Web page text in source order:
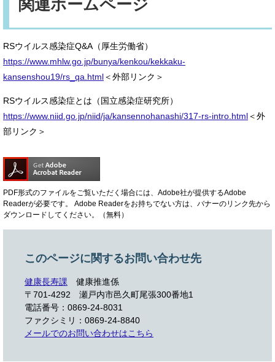
関連ホームページ
RSウイルス感染症Q&A（厚生労働省）
https://www.mhlw.go.jp/bunya/kenkou/kekkaku-
kansenshou19/rs_qa.html＜外部リンク＞
RSウイルス感染症とは（国立感染症研究所）
https://www.niid.go.jp/niid/ja/kansennohanashi/317-rs-intro.html＜外
部リンク＞
PDF形式のファイルをご覧いただく場合には、Adobe社が提供するAdobe
Readerが必要です。
Adobe Readerをお持ちでない方は、バナーのリンク先から
ダウンロードしてください。（無料）
このページに関するお問い合わせ先
健康長寿課
健康推進係
〒701-4292 瀬戸内市邑久町尾張300番地1
電話番号：0869-24-8031
ファクシミリ：0869-24-8840
メールでのお問い合わせはこちら